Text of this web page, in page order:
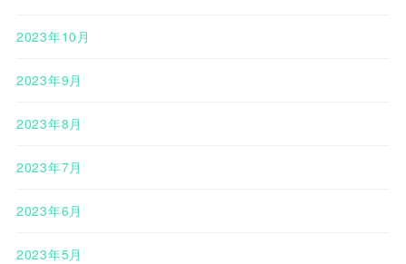
2023年10月
2023年9月
2023年8月
2023年7月
2023年6月
2023年5月